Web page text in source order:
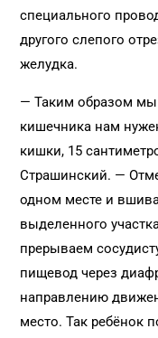
специального
другого слепого
желудка.
— Таким образом мы
кишечника нам
кишки, 15
Страшинский. —
одном месте и
выделенного
прерываем
пищевод через
направлению
место. Так ребёнок